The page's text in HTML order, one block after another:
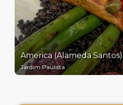
America (Alameda Santos)
Jardim Paulista